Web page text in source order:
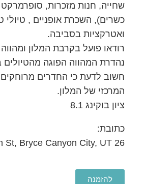
שחייה, חנות מזכרות, סופרמרקט
כשרים), השכרת אופניים , טיולי
ואטרקציות בסביבה.
רודאו פועל בקרבת המלון
נהדרת המהווה הפוגה
חשוב לדעת כי החדרים
המרכזי של המלון.
ציון בוקינג 8.1
כתובת:
26 South Main St, Bryce Canyon City, UT
להזמנה